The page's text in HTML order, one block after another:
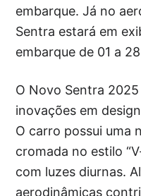
embarque. Já no
Sentra estará em
embarque de 01 a
O Novo Sentra
inovações em
O carro possui uma
cromada no estilo
com luzes diurnas.
aerodinâmicas